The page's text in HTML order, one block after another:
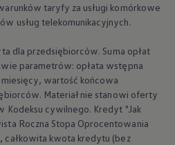
taryfy za usługi komórkowe
usług telekomunikacyjnych.
dla przedsiębiorców. Suma opłat
parametrów: opłata wstępna
wartość końcowa
Materiał nie stanowi oferty
Kodeksu cywilnego. Kredyt "Jak
Roczna Stopa Oprocentowania
całkowita kwota kredytu (bez